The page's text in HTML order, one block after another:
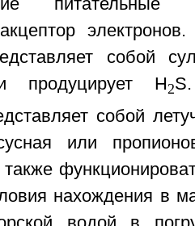
собой
продуцирует H 2
собой
или
нахождения в